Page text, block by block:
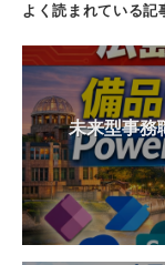
よく読まれている記
未来型事務